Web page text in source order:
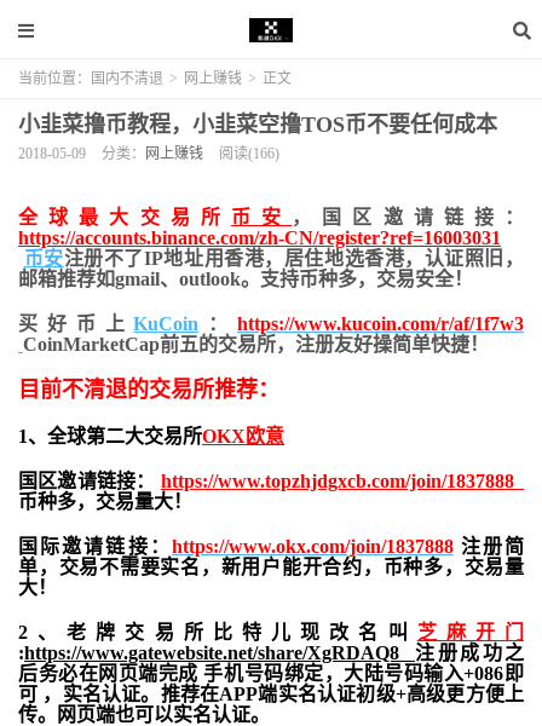
当前位置： 国内不清退 > 网上赚钱 > 正文
小韭菜撸币教程，小韭菜空撸TOS币不要任何成本
2018-05-09 分类： 网上赚钱 阅读(166)
全球最大交易所 币安
，国区邀请链接：
https://accounts.binance.com/zh-CN/register?ref=16003031
币安注册不了IP地址用香港，居住地选香港，认证照旧，
邮箱推荐如gmail、outlook。支持币种多，交易安全！
买好币上KuCoin ：https://www.kucoin.com/r/af/1f7w3
CoinMarketCap前五的交易所，注册友好操简单快捷！
目前不清退的交易所推荐：
1、全球第二大交易所OKX欧意
国区邀请链接： https://www.topzhjdgxcb.com/join/1837888
币种多，交易量大！
国际邀请链接： https://www.okx.com/join/1837888注册简
单，交易不需要实名，新用户能开合约， 币种多，交易量
大！
2、老牌交易所比特儿现改名叫 芝麻开门
:https://www.gatewebsite.net/share/XgRDAQ8 注册成功之
后务必在网页端完成 手机号码绑定，大陆号码输入+086即
可 ，实名认证。推荐在APP端实名认证初级+高级更方便上
传。网页端也可以实名认证。